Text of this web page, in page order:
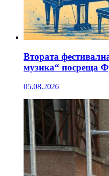
Втората
музика“ посреща
05.08.2026